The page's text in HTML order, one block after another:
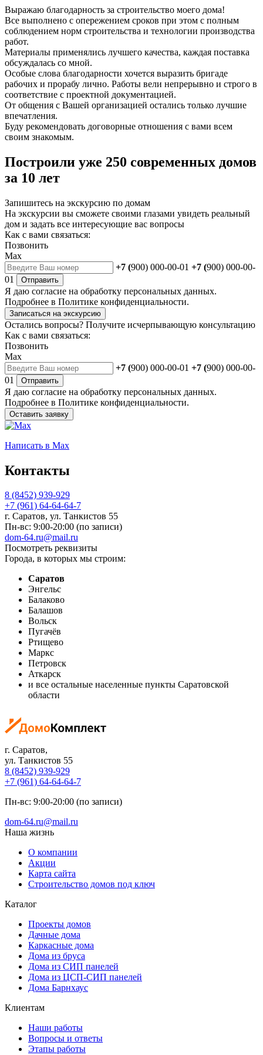
Выражаю благодарность за строительство моего дома!
Все выполнено с опережением сроков при этом с полным
соблюдением норм строительства и технологии производства
работ.
Материалы применялись лучшего качества, каждая поставка
обсуждалась со мной.
Особые слова благодарности хочется выразить бригаде
рабочих и прорабу лично. Работы вели непрерывно и строго в
соответствие с проектной документацией.
От общения с Вашей организацией остались только лучшие
впечатления.
Буду рекомендовать договорные отношения с вами всем
своим знакомым.
Построили уже 250 современных домов
за 10 лет
Запишитесь на экскурсию по домам
На экскурсии вы сможете своими глазами увидеть реальный
дом и задать все интересующие вас вопросы
Как с вами связаться:
Позвонить
Max
+7 (900) 000-00-01 +7 (900) 000-00-
01
Отправить
Я даю согласие на обработку персональных данных.
Подробнее в Политике конфиденциальности.
Записаться на экскурсию
Остались вопросы? Получите исчерпывающую консультацию
Как с вами связаться:
Позвонить
Max
+7 (900) 000-00-01 +7 (900) 000-00-
01
Отправить
Я даю согласие на обработку персональных данных.
Подробнее в Политике конфиденциальности.
Оставить заявку
Написать в Max
Контакты
8 (8452) 939-929
+7 (961) 64-64-64-7
г. Саратов, ул. Танкистов 55
Пн-вс: 9:00-20:00 (по записи)
dom-64.ru@mail.ru
Посмотреть реквизиты
Города, в которых мы строим:
Саратов
Энгельс
Балаково
Балашов
Вольск
Пугачёв
Ртищево
Маркс
Петровск
Аткарск
и все остальные населенные пункты Саратовской
области
г. Саратов,
ул. Танкистов 55
8 (8452) 939-929
+7 (961) 64-64-64-7
Пн-вс: 9:00-20:00 (по записи)
dom-64.ru@mail.ru
Наша жизнь
О компании
Акции
Карта сайта
Строительство домов под ключ
Каталог
Проекты домов
Дачные дома
Каркасные дома
Дома из бруса
Дома из СИП панелей
Дома из ЦСП-СИП панелей
Дома Барнхаус
Клиентам
Наши работы
Вопросы и ответы
Этапы работы